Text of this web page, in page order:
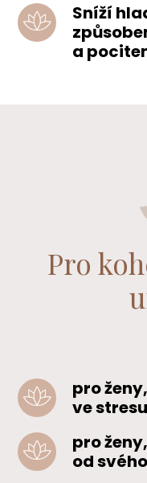
Sníží
a
Pro
pro
ve stresu
pro
od